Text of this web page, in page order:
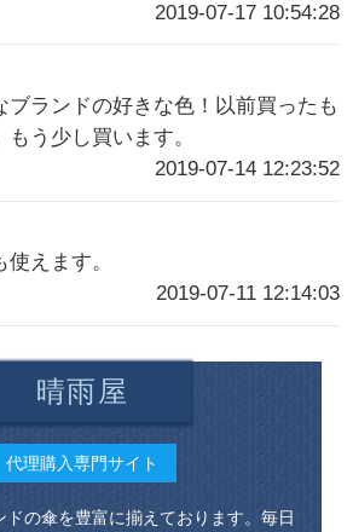
2019-07-17 10:54:28
ブランドの好きな色！以前買ったも
う少し買います。
2019-07-14 12:23:52
えます。
2019-07-11 12:14:03
晴雨屋
代理購入専門サイト
の傘を豊富に揃えております。毎日